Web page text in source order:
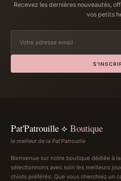
Recevez les dernières nouveautés,
vos petits
Pat'Patrouille ⟡ Boutique
le meilleur de la Pat'Patrouille
Bienvenue sur notre boutique dédiée à
sélectionnons avec soin les meilleurs
chiots préférés. Que vous cherchiez un